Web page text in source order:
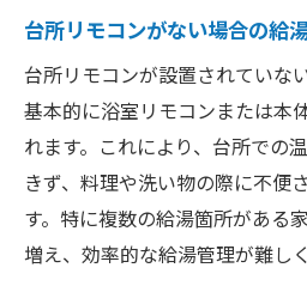
浴室リモコンだけで操
徴
給湯器浴室リモコン
給湯器リモコンが台
キッチンのどこにリモコ
底考察
台所リモコンがない場合の給
台所リモコンが設置されていな
基本的に浴室リモコンまたは本
れます。これにより、台所での
きず、料理や洗い物の際に不便
す。特に複数の給湯箇所がある
増え、効率的な給湯管理が難し